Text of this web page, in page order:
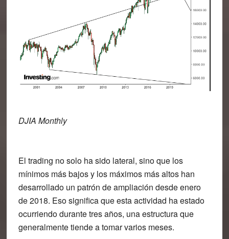
DJIA Monthly
El trading no solo ha sido lateral, sino que los
mínimos más bajos y los máximos más altos han
desarrollado un patrón de ampliación desde enero
de 2018. Eso significa que esta actividad ha estado
ocurriendo durante tres años, una estructura que
generalmente tiende a tomar varios meses.